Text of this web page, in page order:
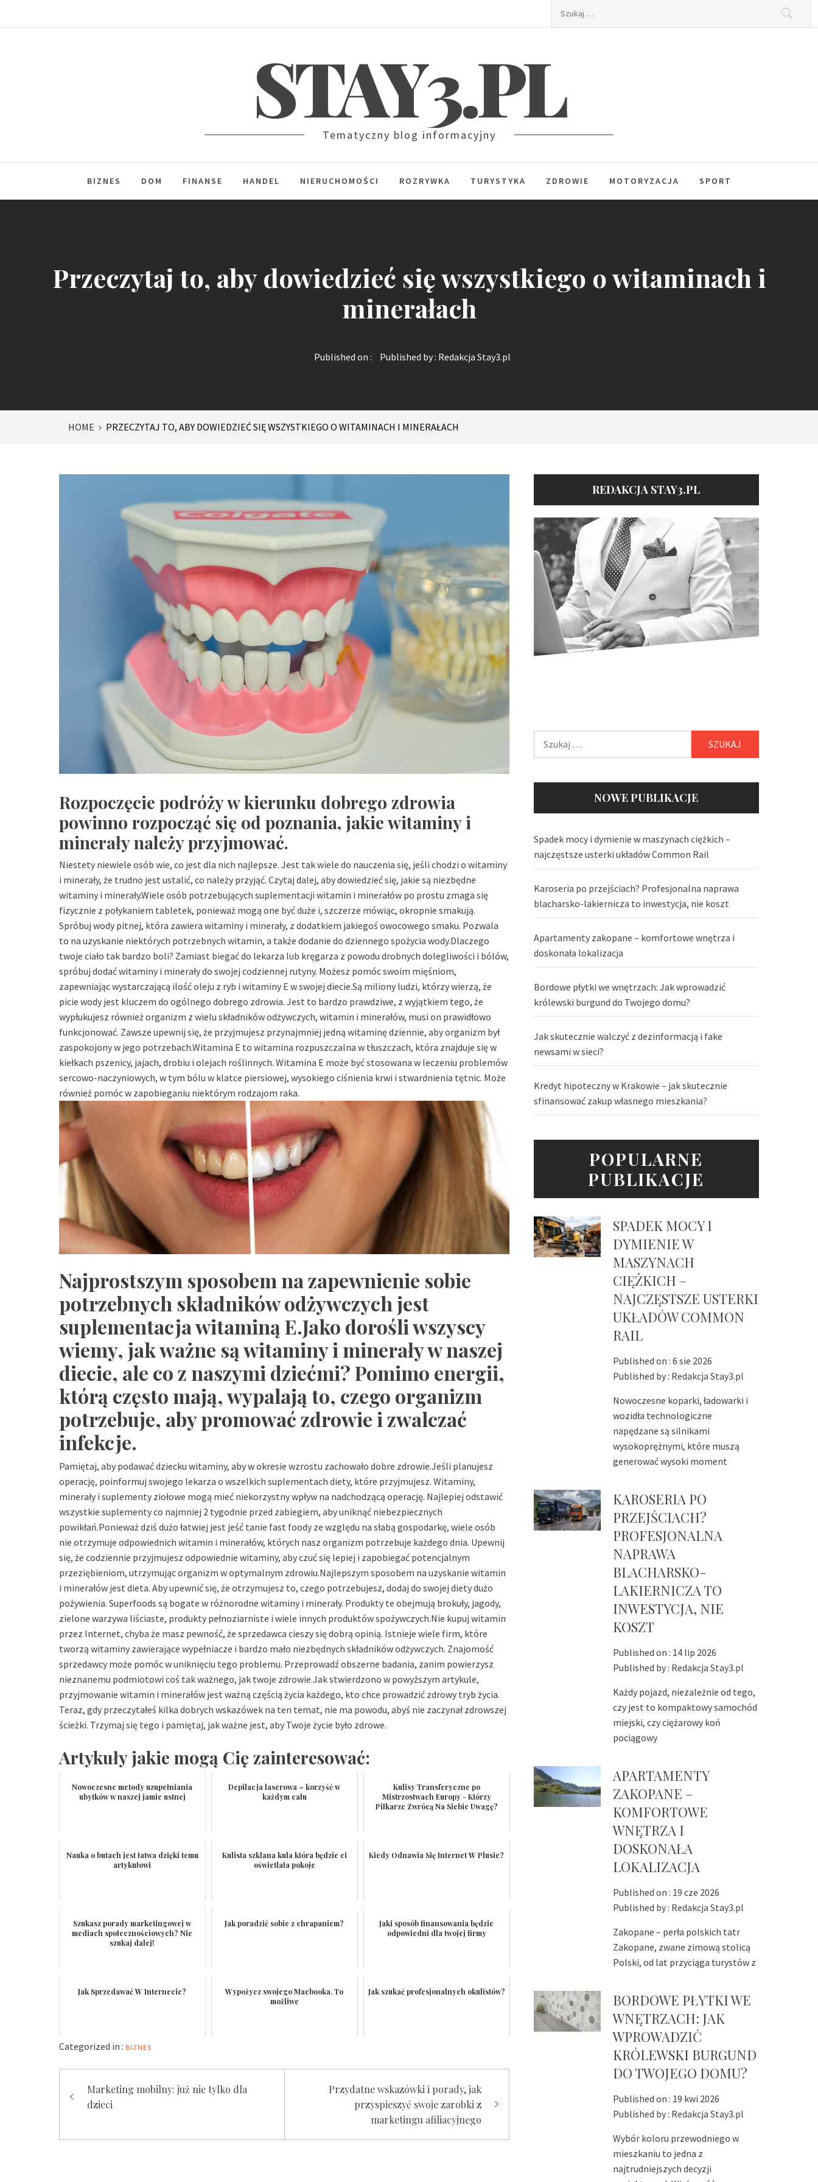
Szukaj:
STAY3.PL
Tematyczny blog informacyjny
BIZNES DOM FINANSE HANDEL NIERUCHOMOŚCI ROZRYWKA TURYSTYKA ZDROWIE MOTORYZACJA SPORT
Przeczytaj to, aby dowiedzieć się wszystkiego o witaminach i
minerałach
Published on : Published by : Redakcja Stay3.pl
HOME PRZECZYTAJ TO, ABY DOWIEDZIEĆ SIĘ WSZYSTKIEGO O WITAMINACH I MINERAŁACH
Rozpoczęcie podróży w kierunku dobrego zdrowia
powinno rozpocząć się od poznania, jakie witaminy i
minerały należy przyjmować.
Niestety niewiele osób wie, co jest dla nich najlepsze. Jest tak wiele do nauczenia się, jeśli chodzi o witaminy
i minerały, że trudno jest ustalić, co należy przyjąć. Czytaj dalej, aby dowiedzieć się, jakie są niezbędne
witaminy i minerały.Wiele osób potrzebujących suplementacji witamin i minerałów po prostu zmaga się
fizycznie z połykaniem tabletek, ponieważ mogą one być duże i, szczerze mówiąc, okropnie smakują.
Spróbuj wody pitnej, która zawiera witaminy i minerały, z dodatkiem jakiegoś owocowego smaku. Pozwala
to na uzyskanie niektórych potrzebnych witamin, a także dodanie do dziennego spożycia wody.Dlaczego
twoje ciało tak bardzo boli? Zamiast biegać do lekarza lub kręgarza z powodu drobnych dolegliwości i bólów,
spróbuj dodać witaminy i minerały do ​​swojej codziennej rutyny. Możesz pomóc swoim mięśniom,
zapewniając wystarczającą ilość oleju z ryb i witaminy E w swojej diecie.Są miliony ludzi, którzy wierzą, że
picie wody jest kluczem do ogólnego dobrego zdrowia. Jest to bardzo prawdziwe, z wyjątkiem tego, że
wypłukujesz również organizm z wielu składników odżywczych, witamin i minerałów, musi on prawidłowo
funkcjonować. Zawsze upewnij się, że przyjmujesz przynajmniej jedną witaminę dziennie, aby organizm był
zaspokojony w jego potrzebach.Witamina E to witamina rozpuszczalna w tłuszczach, która znajduje się w
kiełkach pszenicy, jajach, drobiu i olejach roślinnych. Witamina E może być stosowana w leczeniu problemów
sercowo-naczyniowych, w tym bólu w klatce piersiowej, wysokiego ciśnienia krwi i stwardnienia tętnic. Może
również pomóc w zapobieganiu niektórym rodzajom raka.
Najprostszym sposobem na zapewnienie sobie
potrzebnych składników odżywczych jest
suplementacja witaminą E.Jako dorośli wszyscy
wiemy, jak ważne są witaminy i minerały w naszej
diecie, ale co z naszymi dziećmi? Pomimo energii,
którą często mają, wypalają to, czego organizm
potrzebuje, aby promować zdrowie i zwalczać
infekcje.
Pamiętaj, aby podawać dziecku witaminy, aby w okresie wzrostu zachowało dobre zdrowie.Jeśli planujesz
operację, poinformuj swojego lekarza o wszelkich suplementach diety, które przyjmujesz. Witaminy,
minerały i suplementy ziołowe mogą mieć niekorzystny wpływ na nadchodzącą operację. Najlepiej odstawić
wszystkie suplementy co najmniej 2 tygodnie przed zabiegiem, aby uniknąć niebezpiecznych
powikłań.Ponieważ dziś dużo łatwiej jest jeść tanie fast foody ze względu na słabą gospodarkę, wiele osób
nie otrzymuje odpowiednich witamin i minerałów, których nasz organizm potrzebuje każdego dnia. Upewnij
się, że codziennie przyjmujesz odpowiednie witaminy, aby czuć się lepiej i zapobiegać potencjalnym
przeziębieniom, utrzymując organizm w optymalnym zdrowiu.Najlepszym sposobem na uzyskanie witamin
i minerałów jest dieta. Aby upewnić się, że otrzymujesz to, czego potrzebujesz, dodaj do swojej diety dużo
pożywienia. Superfoods są bogate w różnorodne witaminy i minerały. Produkty te obejmują brokuły, jagody,
zielone warzywa liściaste, produkty pełnoziarniste i wiele innych produktów spożywczych.Nie kupuj witamin
przez Internet, chyba że masz pewność, że sprzedawca cieszy się dobrą opinią. Istnieje wiele firm, które
tworzą witaminy zawierające wypełniacze i bardzo mało niezbędnych składników odżywczych. Znajomość
sprzedawcy może pomóc w uniknięciu tego problemu. Przeprowadź obszerne badania, zanim powierzysz
nieznanemu podmiotowi coś tak ważnego, jak twoje zdrowie.Jak stwierdzono w powyższym artykule,
przyjmowanie witamin i minerałów jest ważną częścią życia każdego, kto chce prowadzić zdrowy tryb życia.
Teraz, gdy przeczytałeś kilka dobrych wskazówek na ten temat, nie ma powodu, abyś nie zaczynał zdrowszej
ścieżki. Trzymaj się tego i pamiętaj, jak ważne jest, aby Twoje życie było zdrowe.
Artykuły jakie mogą Cię zainteresować:
Nowoczesne metody uzupełniania
ubytków w naszej jamie ustnej
Depilacja laserowa – korzyść w
każdym calu
Kulisy Transferyczne po
Mistrzostwach Europy - Którzy
Piłkarze Zwrócą Na Siebie Uwagę?
Nauka o butach jest łatwa dzięki temu
artykułowi
Kulista szklana kula która będzie ci
oświetlała pokoje
Kiedy Odnawia Się Internet W Plusie?
Szukasz porady marketingowej w
mediach społecznościowych? Nie
szukaj dalej!
Jak poradzić sobie z chrapaniem?
Jaki sposób finansowania będzie
odpowiedni dla twojej firmy
Jak Sprzedawać W Internecie?
Wypożycz swojego Macbooka. To
możliwe
Jak szukać profesjonalnych okulistów?
Categorized in : BIZNES
Nawigacja
wpisu
Marketing mobilny: już nie tylko dla
dzieci
Przydatne wskazówki i porady, jak
przyspieszyć swoje zarobki z
marketingu afiliacyjnego
REDAKCJA STAY3.PL
Szukaj:
NOWE PUBLIKACJE
Spadek mocy i dymienie w maszynach ciężkich –
najczęstsze usterki układów Common Rail
Karoseria po przejściach? Profesjonalna naprawa
blacharsko-lakiernicza to inwestycja, nie koszt
Apartamenty zakopane – komfortowe wnętrza i
doskonała lokalizacja
Bordowe płytki we wnętrzach: Jak wprowadzić
królewski burgund do Twojego domu?
Jak skutecznie walczyć z dezinformacją i fake
newsami w sieci?
Kredyt hipoteczny w Krakowie – jak skutecznie
sfinansować zakup własnego mieszkania?
POPULARNE
PUBLIKACJE
SPADEK MOCY I
DYMIENIE W
MASZYNACH
CIĘŻKICH –
NAJCZĘSTSZE USTERKI
UKŁADÓW COMMON
RAIL
Published on : 6 sie 2026
Published by : Redakcja Stay3.pl
Nowoczesne koparki, ładowarki i
wozidła technologiczne
napędzane są silnikami
wysokoprężnymi, które muszą
generować wysoki moment
KAROSERIA PO
PRZEJŚCIACH?
PROFESJONALNA
NAPRAWA
BLACHARSKO-
LAKIERNICZA TO
INWESTYCJA, NIE
KOSZT
Published on : 14 lip 2026
Published by : Redakcja Stay3.pl
Każdy pojazd, niezależnie od tego,
czy jest to kompaktowy samochód
miejski, czy ciężarowy koń
pociągowy
APARTAMENTY
ZAKOPANE –
KOMFORTOWE
WNĘTRZA I
DOSKONAŁA
LOKALIZACJA
Published on : 19 cze 2026
Published by : Redakcja Stay3.pl
Zakopane – perła polskich tatr
Zakopane, zwane zimową stolicą
Polski, od lat przyciąga turystów z
BORDOWE PŁYTKI WE
WNĘTRZACH: JAK
WPROWADZIĆ
KRÓLEWSKI BURGUND
DO TWOJEGO DOMU?
Published on : 19 kwi 2026
Published by : Redakcja Stay3.pl
Wybór koloru przewodniego w
mieszkaniu to jedna z
najtrudniejszych decyzji